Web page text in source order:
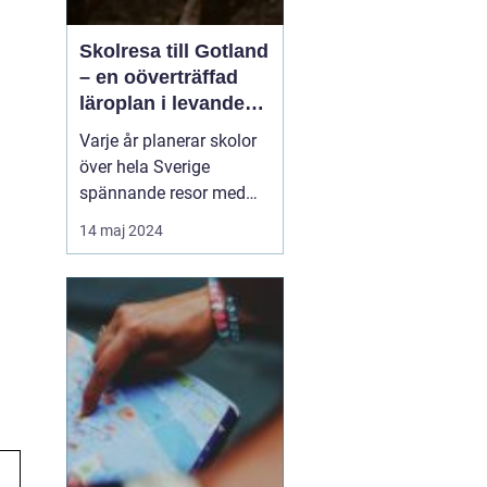
Skolresa till Gotland
– en oöverträffad
läroplan i levande
historia
Varje år planerar skolor
över hela Sverige
spännande resor med
pedagogiska inslag, där
målet är att berika
utanför klassrummets
fyra väggar. Gotland står
ut som en av de mest
attr...
14 maj 2024